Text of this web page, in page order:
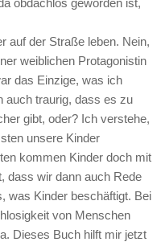
obdachlos geworden ist,
auf der Straße leben. Nein,
weiblichen Protagonistin
das Einzige, was ich
auch traurig, dass es zu
gibt, oder? Ich verstehe,
unsere Kinder
kommen Kinder doch mit
dass wir dann auch Rede
was Kinder beschäftigt. Bei
von Menschen
Dieses Buch hilft mir jetzt